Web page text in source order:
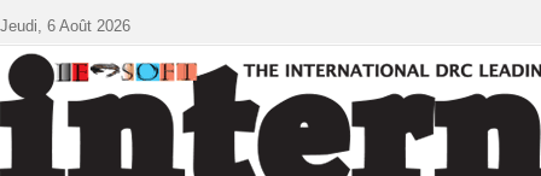
Jeudi, 6 Août 2026